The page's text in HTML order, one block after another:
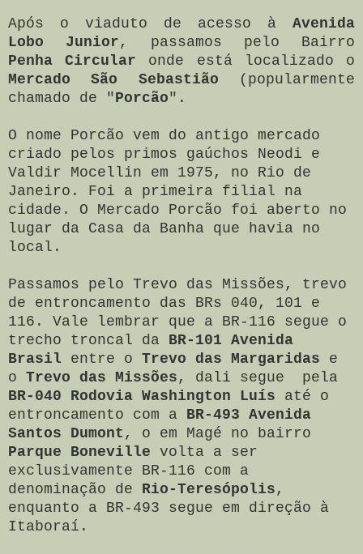
Após o viaduto de acesso à Avenida
Lobo Junior , passamos pelo Bairro
Penha Circular onde está localizado o
Mercado São Sebastião
(popularmente
chamado de "Porcão".
O nome Porcão vem do antigo mercado
criado pelos primos gaúchos Neodi e
Valdir Mocellin em 1975, no Rio de
Janeiro. Foi a primeira filial na
cidade. O Mercado Porcão foi aberto no
lugar da Casa da Banha que havia no
local.
Passamos pelo Trevo das Missões, trevo
de entroncamento das BRs 040, 101 e
116. Vale lembrar que a BR-116 segue o
trecho troncal da BR-101 Avenida
Brasil entre o Trevo das Margaridas e
o Trevo das Missões , dali segue pela
BR-040 Rodovia Washington Luís até o
entroncamento com a BR-493 Avenida
Santos Dumont , o em Magé no bairro
Parque Boneville volta a ser
exclusivamente BR-116 com a
denominação de Rio-Teresópolis ,
enquanto a BR-493 segue em direção à
Itaboraí.